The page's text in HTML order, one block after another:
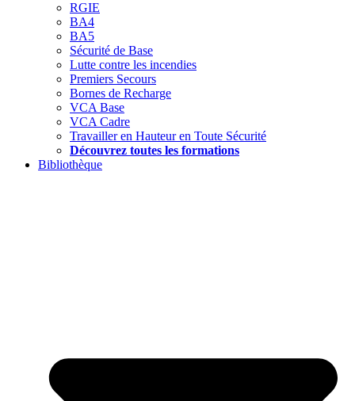
RGIE
BA4
BA5
Sécurité de Base
Lutte contre les incendies
Premiers Secours
Bornes de Recharge
VCA Base
VCA Cadre
Travailler en Hauteur en Toute Sécurité
Découvrez toutes les formations
Bibliothèque